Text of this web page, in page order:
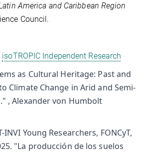
America and Caribbean Region
Council.
isoTROPIC Independent Research
as Cultural Heritage: Past and
Climate Change in Arid and Semi-
, Alexander von Humbolt
INVI Young Researchers, FONCyT,
"La producción de los suelos